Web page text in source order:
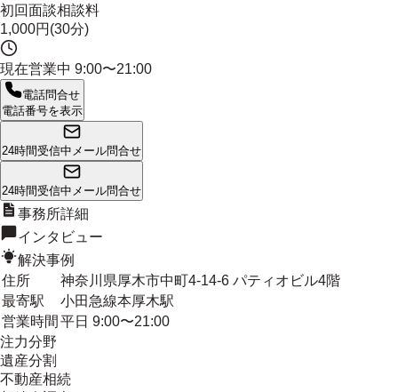
初回面談相談料
1,000円(30分)
現在営業中 9:00〜21:00
電話問合せ
電話番号を表示
24時間受信中 メール問合せ
24時間受信中 メール問合せ
事務所詳細
インタビュー
解決事例
住所
神奈川県厚木市中町4-14-6 パティオビル4階
最寄駅
小田急線本厚木駅
営業時間 平日 9:00〜21:00
注力分野
遺産分割
不動産相続